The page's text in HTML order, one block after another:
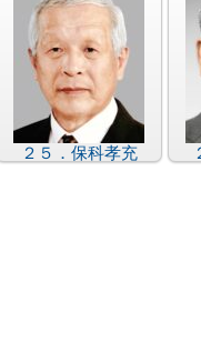
２５．保科孝充